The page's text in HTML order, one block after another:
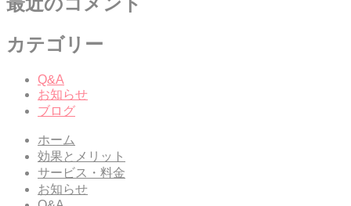
カテゴリー
Q&A
お知らせ
ブログ
ホーム
効果とメリット
サービス・料金
お知らせ